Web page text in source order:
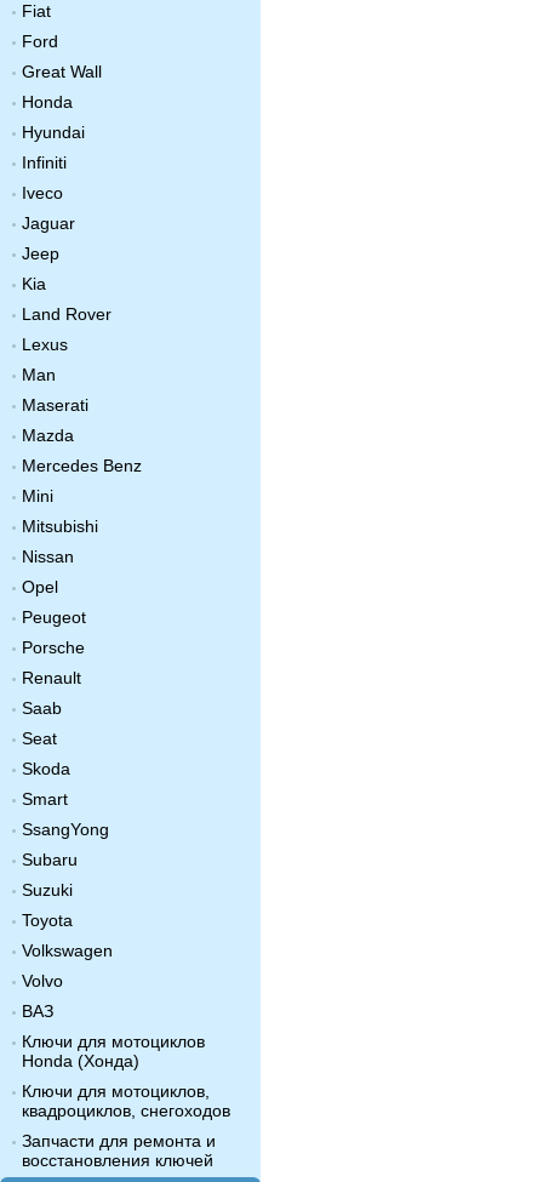
Fiat
Ford
Great Wall
Honda
Hyundai
Infiniti
Iveco
Jaguar
Jeep
Kia
Land Rover
Lexus
Man
Maserati
Mazda
Mercedes Benz
Mini
Mitsubishi
Nissan
Opel
Peugeot
Porsche
Renault
Saab
Seat
Skoda
Smart
SsangYong
Subaru
Suzuki
Toyota
Volkswagen
Volvo
ВАЗ
Ключи для мотоциклов
Honda (Хонда)
Ключи для мотоциклов,
квадроциклов, снегоходов
Запчасти для ремонта и
восстановления ключей